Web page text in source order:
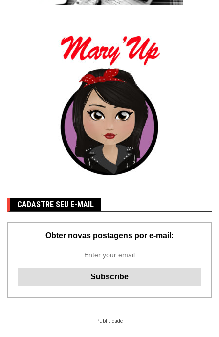
CADASTRE SEU E-MAIL
Obter novas postagens por e-mail:
Publicidade